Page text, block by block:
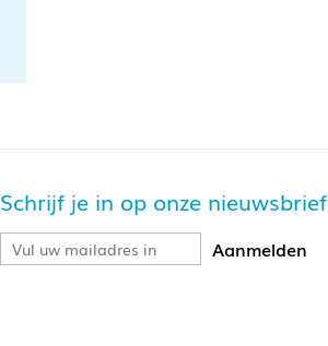
Schrijf je in op onze nieuwsbrief